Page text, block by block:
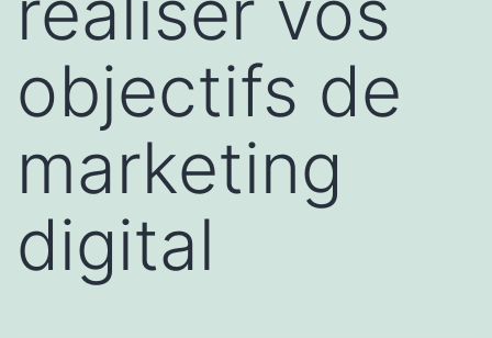
objectifs de
marketing
digital